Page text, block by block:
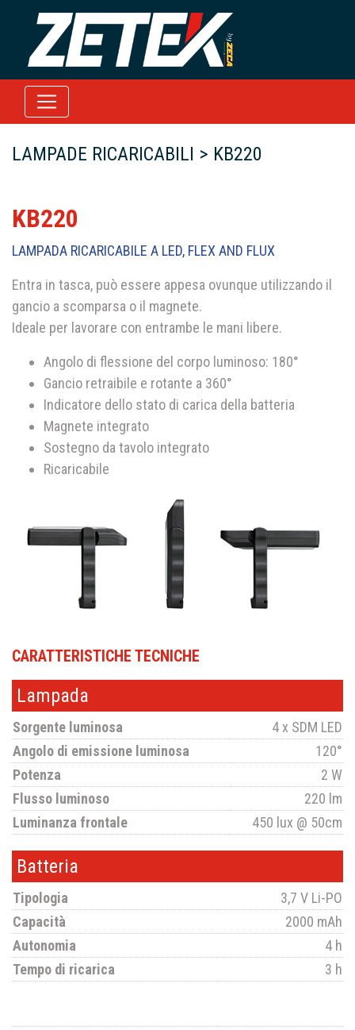
LAMPADE RICARICABILI > KB220
KB220
LAMPADA RICARICABILE A LED, FLEX AND FLUX
Entra in tasca, può essere appesa ovunque utilizzando il
gancio a scomparsa o il magnete.
Ideale per lavorare con entrambe le mani libere.
Angolo di flessione del corpo luminoso: 180°
Gancio retraibile e rotante a 360°
Indicatore dello stato di carica della batteria
Magnete integrato
Sostegno da tavolo integrato
Ricaricabile
CARATTERISTICHE TECNICHE
Lampada
Sorgente luminosa
4 x SDM LED
Angolo di emissione luminosa
120°
Potenza
2 W
Flusso luminoso
220 lm
Luminanza frontale
450 lux @ 50cm
Batteria
Tipologia
3,7 V Li-PO
Capacità
2000 mAh
Autonomia
4 h
Tempo di ricarica
3 h